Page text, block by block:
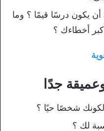
يكون درسًا قيمًا ؟ وما
أخطاءك ؟
جدًا
لكونك شخصًا حيًا ؟
لك ؟